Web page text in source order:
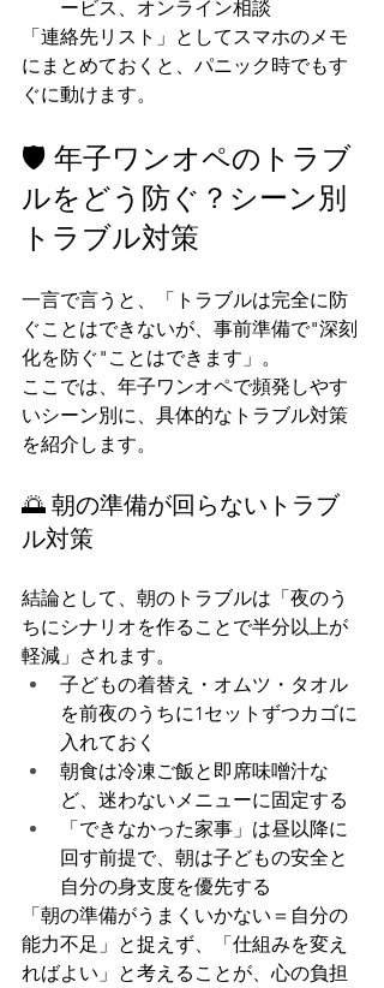
ービス、オンライン相談
「連絡先リスト」としてスマホのメモ
にまとめておくと、パニック時でもす
ぐに動けます。
🛡️ 年子ワンオペのトラブ
ルをどう防ぐ？シーン別
トラブル対策
一言で言うと、「トラブルは完全に防
ぐことはできないが、事前準備で"深刻
化を防ぐ"ことはできます」。
ここでは、年子ワンオペで頻発しやす
いシーン別に、具体的なトラブル対策
を紹介します。
🌅 朝の準備が回らないトラブ
ル対策
結論として、朝のトラブルは「夜のう
ちにシナリオを作ることで半分以上が
軽減」されます。
子どもの着替え・オムツ・タオル
を前夜のうちに1セットずつカゴに
入れておく
朝食は冷凍ご飯と即席味噌汁な
ど、迷わないメニューに固定する
「できなかった家事」は昼以降に
回す前提で、朝は子どもの安全と
自分の身支度を優先する
「朝の準備がうまくいかない＝自分の
能力不足」と捉えず、「仕組みを変え
ればよい」と考えることが、心の負担